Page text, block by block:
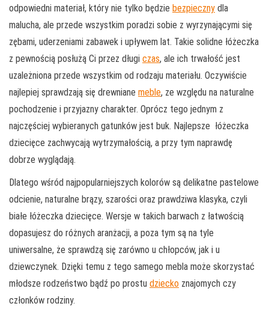
odpowiedni materiał, który nie tylko będzie bezpieczny dla
malucha, ale przede wszystkim poradzi sobie z wyrzynającymi się
zębami, uderzeniami zabawek i upływem lat. Takie solidne łóżeczka
z pewnością posłużą Ci przez długi czas, ale ich trwałość jest
uzależniona przede wszystkim od rodzaju materiału. Oczywiście
najlepiej sprawdzają się drewniane meble, ze względu na naturalne
pochodzenie i przyjazny charakter. Oprócz tego jednym z
najczęściej wybieranych gatunków jest buk. Najlepsze łóżeczka
dziecięce zachwycają wytrzymałością, a przy tym naprawdę
dobrze wyglądają.
Dlatego wśród najpopularniejszych kolorów są delikatne pastelowe
odcienie, naturalne brązy, szarości oraz prawdziwa klasyka, czyli
białe łóżeczka dziecięce. Wersje w takich barwach z łatwością
dopasujesz do różnych aranżacji, a poza tym są na tyle
uniwersalne, że sprawdzą się zarówno u chłopców, jak i u
dziewczynek. Dzięki temu z tego samego mebla może skorzystać
młodsze rodzeństwo bądź po prostu dziecko znajomych czy
członków rodziny.